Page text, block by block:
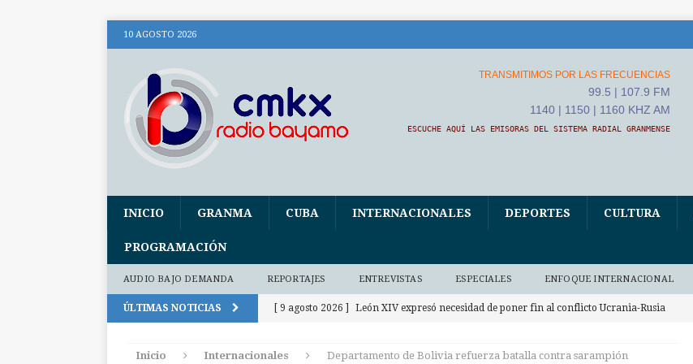
10 AGOSTO 2026
TRANSMITIMOS POR LAS FRECUENCIAS
99.5 | 107.9 FM
1140 | 1150 | 1160 KHZ AM
ESCUCHE AQUÍ LAS EMISORAS DEL SISTEMA RADIAL GRANMENSE
INICIO GRANMA CUBA INTERNACIONALES DEPORTES CULTURA
PROGRAMACIÓN
AUDIO BAJO DEMANDA REPORTAJES ENTREVISTAS ESPECIALES ENFOQUE INTERNACIONAL
ÚLTIMAS NOTICIAS [ 9 agosto 2026 ] León XIV expresó necesidad de poner fin al conflicto Ucrania-Rusia
Inicio Internacionales Departamento de Bolivia refuerza batalla contra sarampión